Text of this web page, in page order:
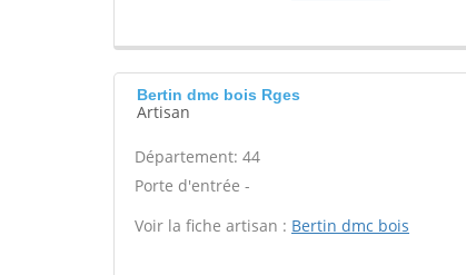
Bertin dmc bois Rges
Artisan
Département: 44
Porte d'entrée -
Voir la fiche artisan : Bertin dmc bois